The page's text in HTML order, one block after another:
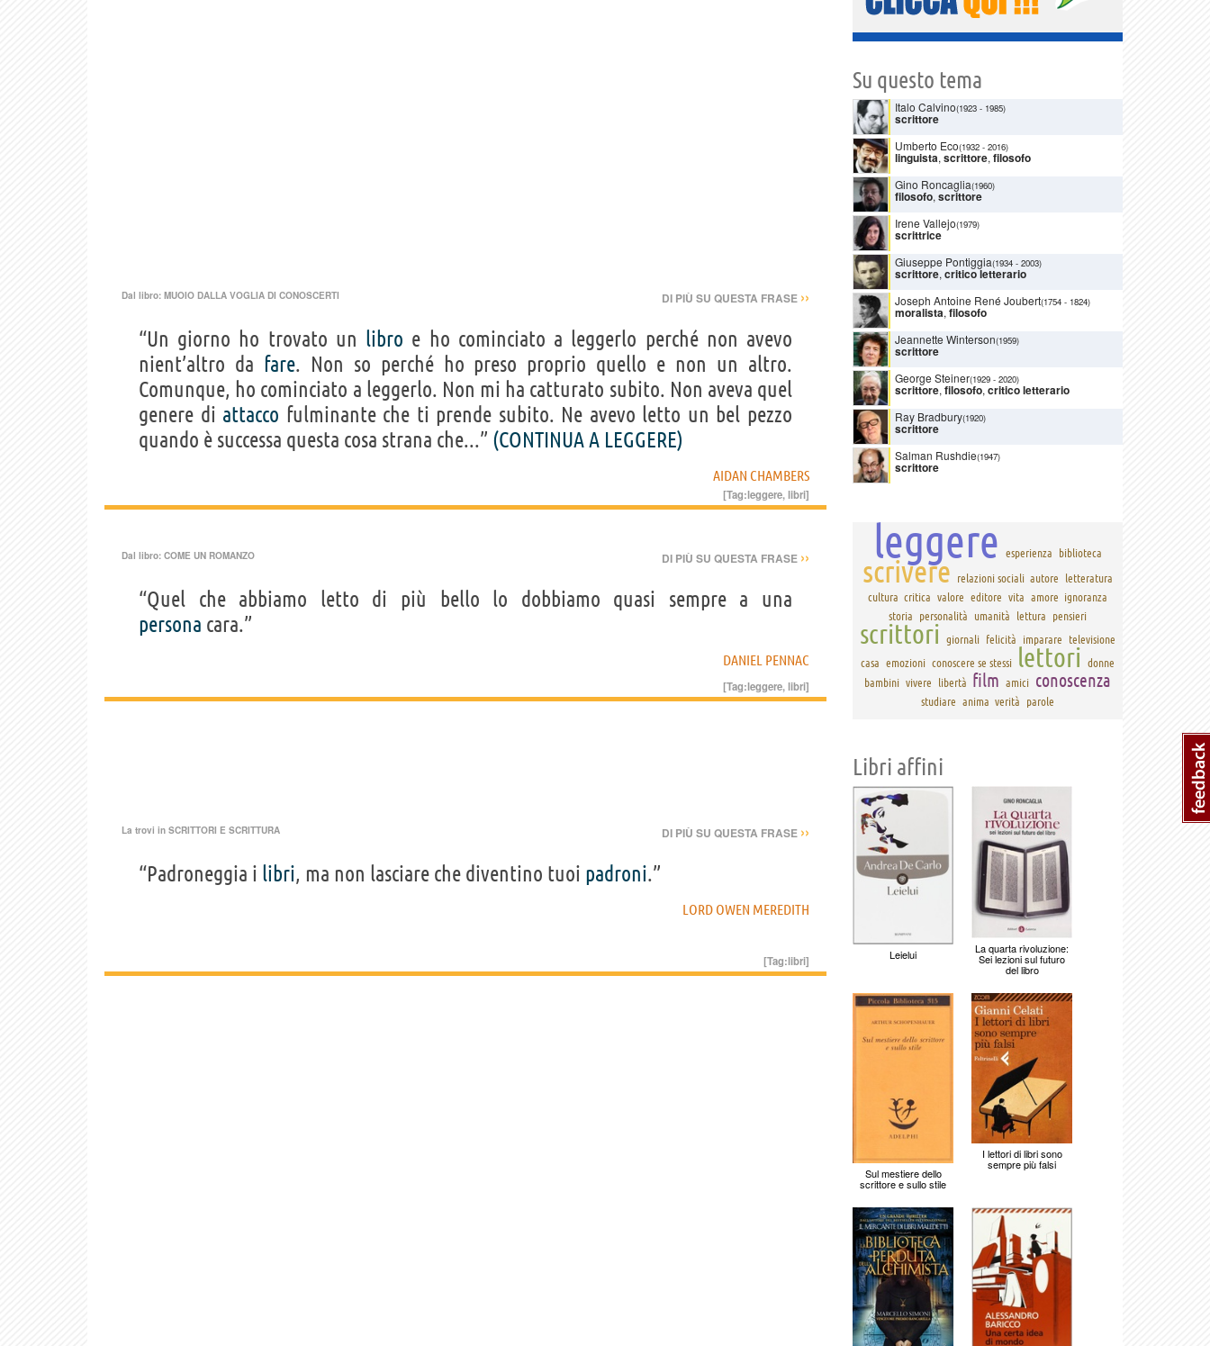
Dal libro: MUOIO DALLA VOGLIA DI CONOSCERTI DI PIÙ SU QUESTA FRASE ››
“Un giorno ho trovato un libro e ho cominciato a leggerlo perché non avevo
nient’altro da fare. Non so perché ho preso proprio quello e non un altro.
Comunque, ho cominciato a leggerlo. Non mi ha catturato subito. Non aveva quel
genere di attacco fulminante che ti prende subito. Ne avevo letto un bel pezzo
quando è successa questa cosa strana che...” (CONTINUA A LEGGERE)
AIDAN CHAMBERS
[Tag:leggere,libri]
Dal libro: COME UN ROMANZO DI PIÙ SU QUESTA FRASE ››
“Quel che abbiamo letto di più bello lo dobbiamo quasi sempre a una
persona cara.”
DANIEL PENNAC
[Tag:leggere,libri]
La trovi in SCRITTORI E SCRITTURA DI PIÙ SU QUESTA FRASE ››
“Padroneggia i libri, ma non lasciare che diventino tuoi padroni.”
LORD OWEN MEREDITH
[Tag:libri]
Su questo tema
Italo Calvino(1923 - 1985)
scrittore
Umberto Eco(1932 - 2016)
linguista, scrittore, filosofo
Gino Roncaglia(1960)
filosofo, scrittore
Irene Vallejo(1979)
scrittrice
Giuseppe Pontiggia(1934 - 2003)
scrittore, critico letterario
Joseph Antoine René Joubert(1754 - 1824)
moralista, filosofo
Jeannette Winterson(1959)
scrittore
George Steiner(1929 - 2020)
scrittore, filosofo, critico letterario
Ray Bradbury(1920)
scrittore
Salman Rushdie(1947)
scrittore
leggere esperienza biblioteca
scrivere relazioni sociali autore
letteratura
cultura critica valore editore vita amore ignoranza
storia
personalità umanità lettura pensieri
scrittori giornali felicità imparare
televisione
casa emozioni conoscere se stessi lettori donne
bambini vivere libertà film amici conoscenza
studiare anima verità parole
Libri affini
Leielui La quarta rivoluzione:
Sei lezioni sul futuro
del libro
Sul mestiere dello
scrittore e sullo stile
I lettori di libri sono
sempre più falsi